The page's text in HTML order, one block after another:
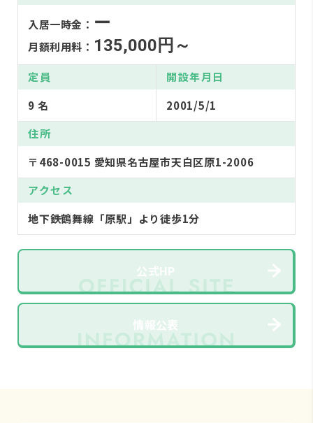
入居一時金： ー
月額利用料： 135,000円～
定員
9 名
開設年月日
2001/5/1
住所
〒468-0015 愛知県名古屋市天白区原1-2006
アクセス
地下鉄鶴舞線「原駅」より徒歩1分
公式HP
情報公表